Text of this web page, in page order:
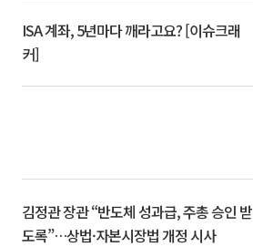
ISA 계좌, 5년마다 깨라고요? [이슈크래
커]
김정관 장관 “반도체 성과급, 주총 승인 받
도록”…상법·자본시장법 개정 시사